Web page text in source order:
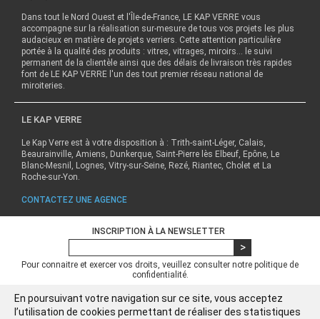
En poursuivant votre navigation sur ce site, vous acceptez
l’utilisation de cookies permettant de réaliser des statistiques
Dans tout le Nord Ouest et l'Île-de-France, LE KAP VERRE vous
accompagne sur la réalisation sur-mesure de tous vos projets les plus
audacieux en matière de projets verriers. Cette attention particulière
portée à la qualité des produits : vitres, vitrages, miroirs… le suivi
permanent de la clientèle ainsi que des délais de livraison très rapides
font de LE KAP VERRE l'un des tout premier réseau national de
miroiteries.
LE KAP VERRE
Le Kap Verre est à votre disposition à : Trith-saint-Léger, Calais,
Beaurainville, Amiens, Dunkerque, Saint-Pierre lès Elbeuf, Epône, Le
Blanc-Mesnil, Lognes, Vitry-sur-Seine, Rezé, Riantec, Cholet et La
Roche-sur-Yon.
CONTACTEZ UNE AGENCE
INSCRIPTION À LA NEWSLETTER
Pour connaitre et exercer vos droits, veuillez consulter notre politique de
confidentialité.
QUI SOMMES NOUS